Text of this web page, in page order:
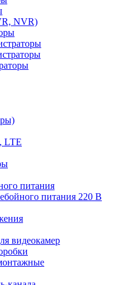
NVR)
LTE
питания
питания 220 В
видеокамер